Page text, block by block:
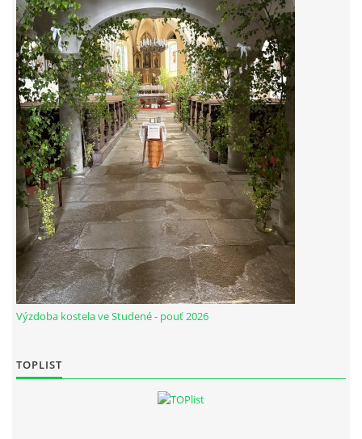
HUDEBNÍ KOUTEK
FOTOALBUM
NÁVŠTĚVNÍ KNIHA
ODKAZY
Farnost Studená
Nám. Sv. J. Nepomuckého 52
STUDENÁ
© 2026 eStránky.cz |
Výzdoba kostela ve Studené - pouť 2026
TOPLIST